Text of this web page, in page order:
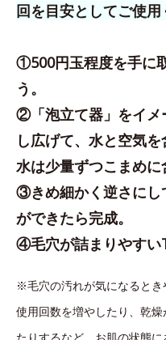
回を目安としてご使用
①500円玉程度を手に
う。
②「泡立て器」をイメ
し広げて、水と空気を
水は少量ずつこまめに
③きめ細かく逆さにし
ができたら完成。
④毛穴が詰まりやすい
※毛穴の汚れが気になると
使用回数を増やしたり、乾